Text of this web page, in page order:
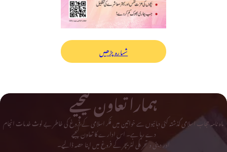
شمارہ پڑھیں
ہمارا تعاون کیجیے
ماہ نامہ حجاب اسلامی گذشتہ کئی دہائیوں سے خواتین میں فکر اسلامی کے فروغ کی خاطر بے لوث خدمات انجام
دے رہا ہے۔ اس ادارے کا تعاون کیجیے
اور دینی و تحریکی لٹریچر کے فروغ میں اپنا حصہ ڈالیے۔